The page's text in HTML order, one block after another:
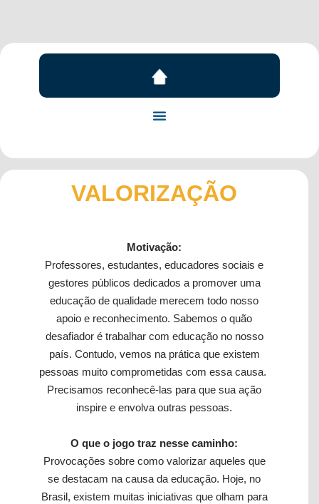
VALORIZAÇÃO
Motivação:
Professores, estudantes, educadores sociais e
gestores públicos dedicados a promover uma
educação de qualidade merecem todo nosso
apoio e reconhecimento. Sabemos o quão
desafiador é trabalhar com educação no nosso
país. Contudo, vemos na prática que existem
pessoas muito comprometidas com essa causa.
Precisamos reconhecê-las para que sua ação
inspire e envolva outras pessoas.
O que o jogo traz nesse caminho:
Provocações sobre como valorizar aqueles que
se destacam na causa da educação. Hoje, no
Brasil, existem muitas iniciativas que olham para